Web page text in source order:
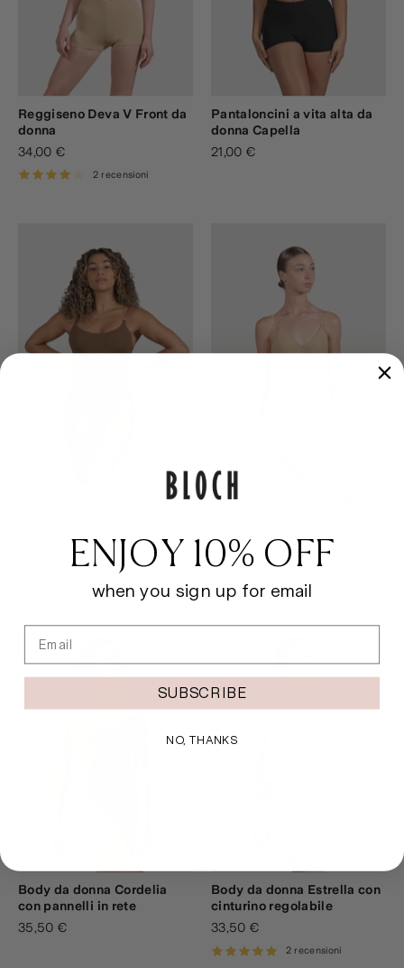
Reggiseno Deva V Front da
donna
34,00 €
2 recensioni
Pantaloncini a vita alta da
donna Capella
21,00 €
Body da donna Estrella con
Slip da donna a vita alta
18,50 €
1 recensione
Body da donna Cordelia
con pannelli in rete
35,50 €
Body da donna Estrella con
cinturino regolabile
33,50 €
2 recensioni
ENJOY 10% OFF
when you sign up for email
Email
SUBSCRIBE
NO, THANKS